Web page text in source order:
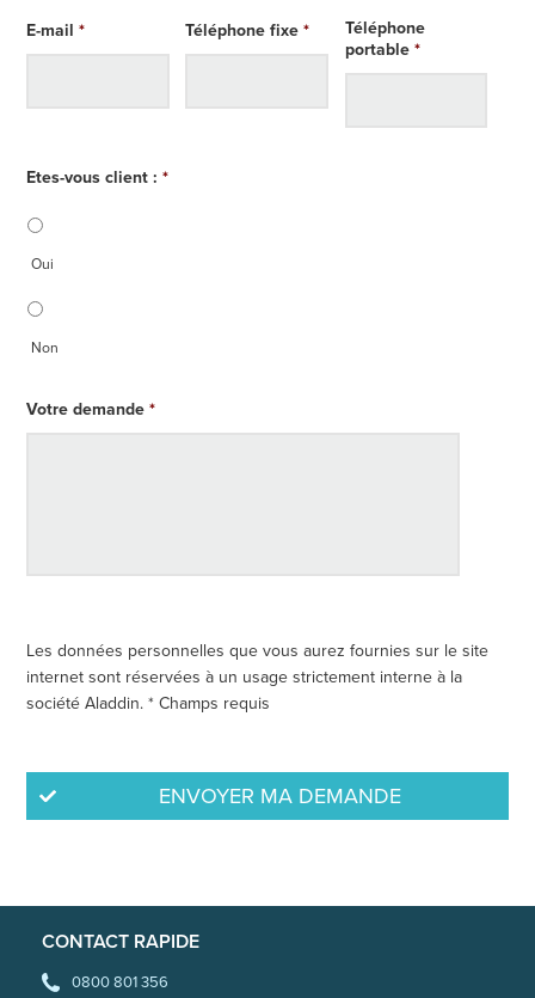
E-mail * Téléphone fixe *
Téléphone
portable *
Etes-vous client : *
Oui
Non
Votre demande *
Les données personnelles que vous aurez fournies sur le site
internet sont réservées à un usage strictement interne à la
société Aladdin. * Champs requis
CONTACT RAPIDE
0800 801 356